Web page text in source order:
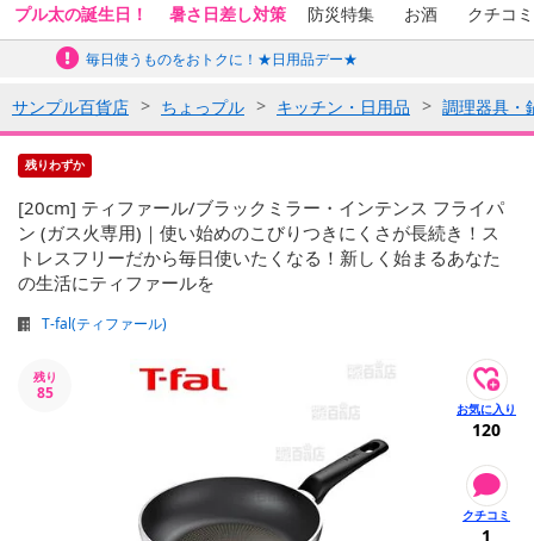
プル太の誕生日！ 暑さ日差し対策 防災特集 お酒 クチコ
毎日使うものをおトクに！★日用品デー★
サンプル百貨店 ちょっプル キッチン・日用品 調理器具・
残りわずか
[20cm] ティファール/ブラックミラー・インテンス フライパ
ン (ガス火専用)｜使い始めのこびりつきにくさが長続き！ス
トレスフリーだから毎日使いたくなる！新しく始まるあなた
の生活にティファールを
T-fal(ティファール)
残り
85
120
1